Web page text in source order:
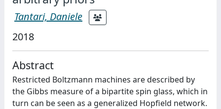
Tantari, Daniele
2018
Abstract
Restricted Boltzmann machines are described by
the Gibbs measure of a bipartite spin glass, which in
turn can be seen as a generalized Hopfield network.